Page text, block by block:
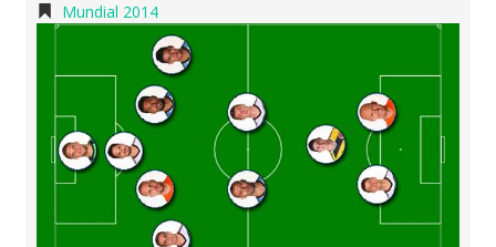
Mundial 2014